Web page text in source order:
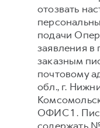
отозвать
подачи
заявления
заказным
почтовому
обл., г.
ОФИС 1 .